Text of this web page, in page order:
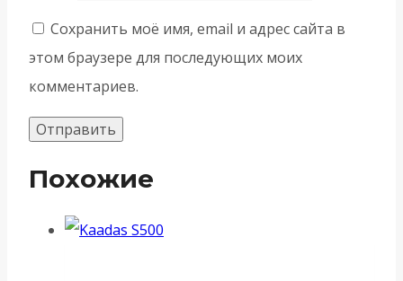
Сохранить моё имя, email и адрес сайта в
этом браузере для последующих моих
комментариев.
Похожие